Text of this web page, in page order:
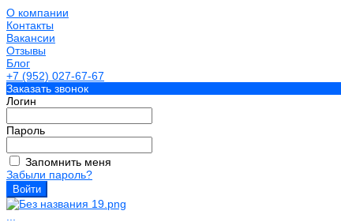
О компании
Контакты
Вакансии
Отзывы
Блог
+7 (952) 027-67-67
Заказать звонок
Логин
Пароль
Запомнить меня
Забыли пароль?